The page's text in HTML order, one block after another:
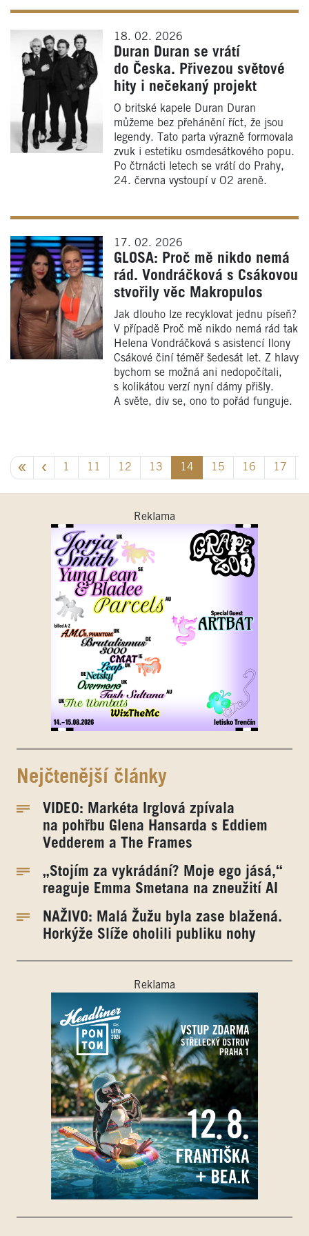
18. 02. 2026
Duran Duran se vrátí
do Česka. Přivezou světové
hity i nečekaný projekt
O britské kapele Duran Duran
můžeme bez přehánění říct, že jsou
legendy. Tato parta výrazně formovala
zvuk i estetiku osmdesátkového popu.
Po čtrnácti letech se vrátí do Prahy,
24. června vystoupí v O2 areně.
17. 02. 2026
GLOSA: Proč mě nikdo nemá
rád. Vondráčková s Csákovou
stvořily věc Makropulos
Jak dlouho lze recyklovat jednu píseň?
V případě Proč mě nikdo nemá rád tak
Helena Vondráčková s asistencí Ilony
Csákové činí téměř šedesát let. Z hlavy
bychom se možná ani nedopočítali,
s kolikátou verzí nyní dámy přišly.
A světe, div se, ono to pořád funguje.
1 11 12 13 14 15 16 17
Reklama
Nejčtenější články
VIDEO: Markéta Irglová zpívala
na pohřbu Glena Hansarda s Eddiem
Vedderem a The Frames
„Stojím za vykrádání? Moje ego jásá,“
reaguje Emma Smetana na zneužití AI
NAŽIVO: Malá Žužu byla zase blažená.
Horkýže Slíže oholili publiku nohy
Reklama